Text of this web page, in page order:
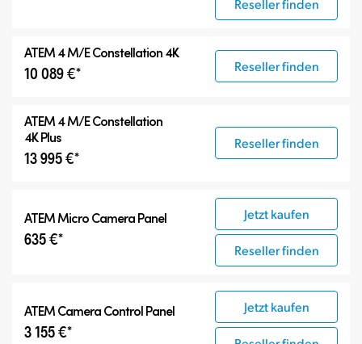
ATEM 4 M/E Constellation 4K
10 089 €* Reseller finden
ATEM4 M/E Constellation
4K Plus
13 995 €*
Reseller finden
ATEM Micro Camera Panel
635 €*
Jetzt kaufen
Reseller finden
ATEM Camera Control Panel
3 155 €*
Jetzt kaufen